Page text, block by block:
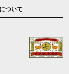
ついて